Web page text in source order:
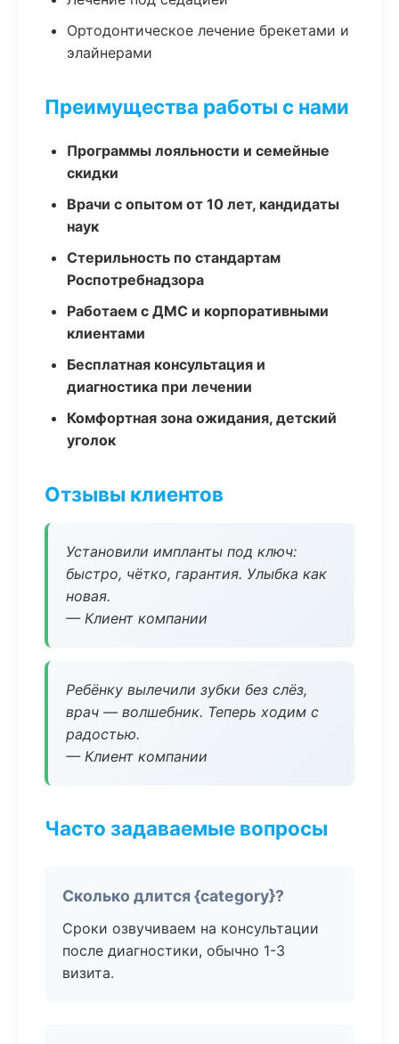
Ортодонтическое лечение брекетами и
элайнерами
Преимущества работы с нами
Программы лояльности и семейные
скидки
Врачи с опытом от 10 лет, кандидаты
наук
Стерильность по стандартам
Роспотребнадзора
Работаем с ДМС и корпоративными
клиентами
Бесплатная консультация и
диагностика при лечении
Комфортная зона ожидания, детский
уголок
Отзывы клиентов
Установили импланты под ключ:
быстро, чётко, гарантия. Улыбка как
новая.
— Клиент компании
Ребёнку вылечили зубки без слёз,
врач — волшебник. Теперь ходим с
радостью.
— Клиент компании
Часто задаваемые вопросы
Сколько длится {category}?
Сроки озвучиваем на консультации
после диагностики, обычно 1-3
визита.